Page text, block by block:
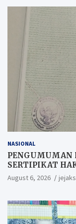
NASIONAL
PENGUMUMAN
SERTIPIKAT
August 6, 2026